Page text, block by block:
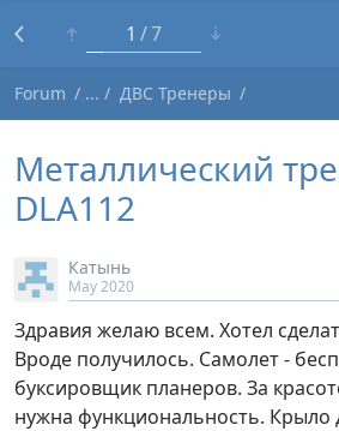
1 7
Forum ДВС Тренеры
Металлический
DLA112
Катынь
May 2020
Здравия желаю всем. Хотел
Вроде получилось. Самолет -
буксировщик планеров. За
нужна функциональность. Крыло